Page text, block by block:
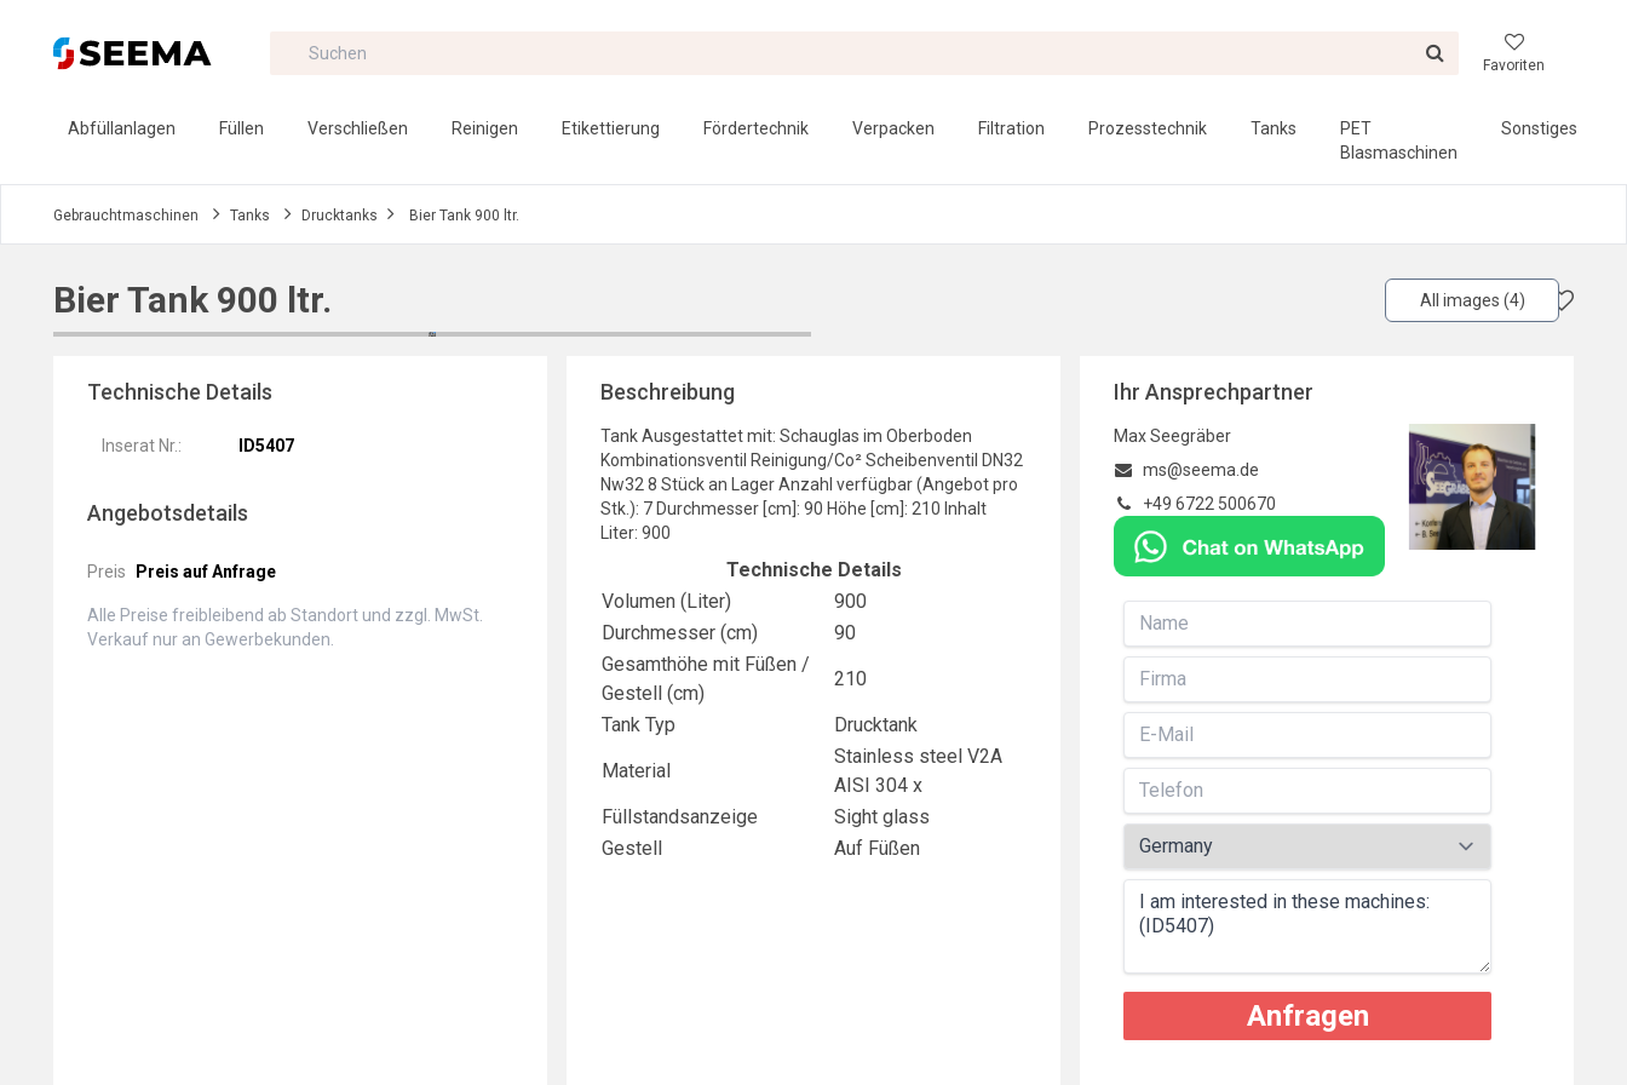
Favoriten
Abfüllanlagen Füllen Verschließen Reinigen Etikettierung Fördertechnik Verpacken Filtration Prozesstechnik Tanks
PET
Blasmaschinen
Sonstiges
Gebrauchtmaschinen Tanks Drucktanks Bier Tank 900 ltr.
Bier Tank 900 ltr. All images (4)
Technische Details
Inserat Nr.: ID5407
Angebotsdetails
Preis Preis auf Anfrage
Alle Preise freibleibend ab Standort und zzgl. MwSt.
Verkauf nur an Gewerbekunden.
Beschreibung
Tank Ausgestattet mit: Schauglas im Oberboden
Kombinationsventil Reinigung/Co² Scheibenventil DN32
Nw32 8 Stück an Lager Anzahl verfügbar (Angebot pro
Stk.): 7 Durchmesser [cm]: 90 Höhe [cm]: 210 Inhalt
Liter: 900
Technische Details
Volumen (Liter)
900
Durchmesser (cm)
90
Gesamthöhe mit Füßen /
Gestell (cm)
210
Tank Typ
Drucktank
Material
Stainless steel V2A
AISI 304 x
Füllstandsanzeige
Sight glass
Gestell
Auf Füßen
Ihr Ansprechpartner
Max Seegräber
ms@seema.de
+49 6722 500670
Anfragen